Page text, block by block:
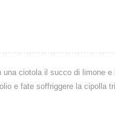
ciotola il succo di limone
e fate soffriggere la cipolla